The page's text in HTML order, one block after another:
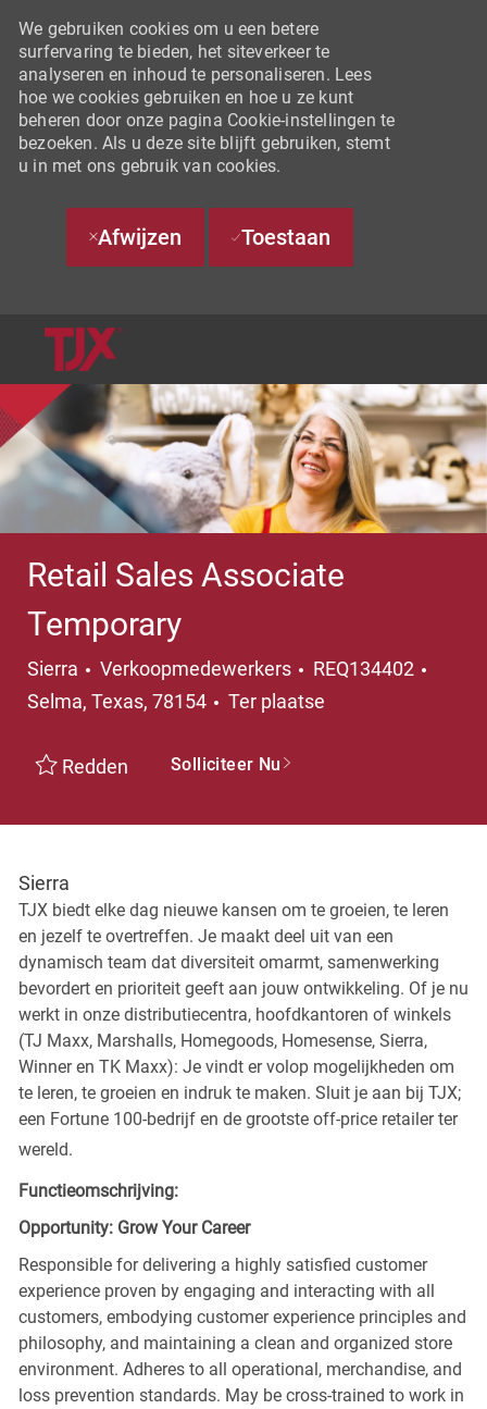
We gebruiken cookies om u een betere
surfervaring te bieden, het siteverkeer te
analyseren en inhoud te personaliseren. Lees
hoe we cookies gebruiken en hoe u ze kunt
beheren door onze pagina Cookie-instellingen te
bezoeken. Als u deze site blijft gebruiken, stemt
u in met ons gebruik van cookies.
Afwijzen Toestaan
Retail Sales Associate
Temporary
Sierra Categorie
Verkoopmedewerkers REQ134402
Selma, Texas, 78154
Ter plaatse
Redden Solliciteer Nu
Sierra
TJX biedt elke dag nieuwe kansen om te groeien, te leren
en jezelf te overtreffen. Je maakt deel uit van een
dynamisch team dat diversiteit omarmt, samenwerking
bevordert en prioriteit geeft aan jouw ontwikkeling. Of je nu
werkt in onze distributiecentra, hoofdkantoren of winkels
(TJ Maxx, Marshalls, Homegoods, Homesense, Sierra,
Winner en TK Maxx): Je vindt er volop mogelijkheden om
te leren, te groeien en indruk te maken. Sluit je aan bij TJX;
een Fortune 100-bedrijf en de grootste off-price retailer ter
wereld.
Functieomschrijving:
Opportunity: Grow Your Career
Responsible for delivering a highly satisfied customer
experience proven by engaging and interacting with all
customers, embodying customer experience principles and
philosophy, and maintaining a clean and organized store
environment. Adheres to all operational, merchandise, and
loss prevention standards. May be cross-trained to work in